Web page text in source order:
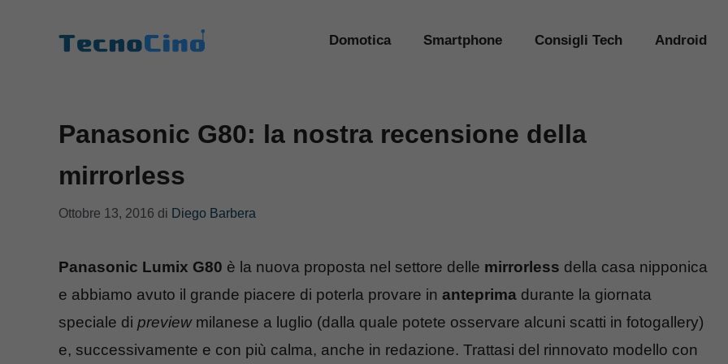
Domotica Smartphone Consigli Tech Android
Panasonic G80: la nostra recensione della
mirrorless
Ottobre 13, 2016 di Diego Barbera
Panasonic Lumix G80 è la nuova proposta nel settore delle mirrorless della casa nipponica
e abbiamo avuto il grande piacere di poterla provare in anteprima durante la giornata
speciale di previewmilanese a luglio (dalla quale potete osservare alcuni scatti in fotogallery)
e, successivamente e con più calma, anche in redazione. Trattasi del rinnovato modello con